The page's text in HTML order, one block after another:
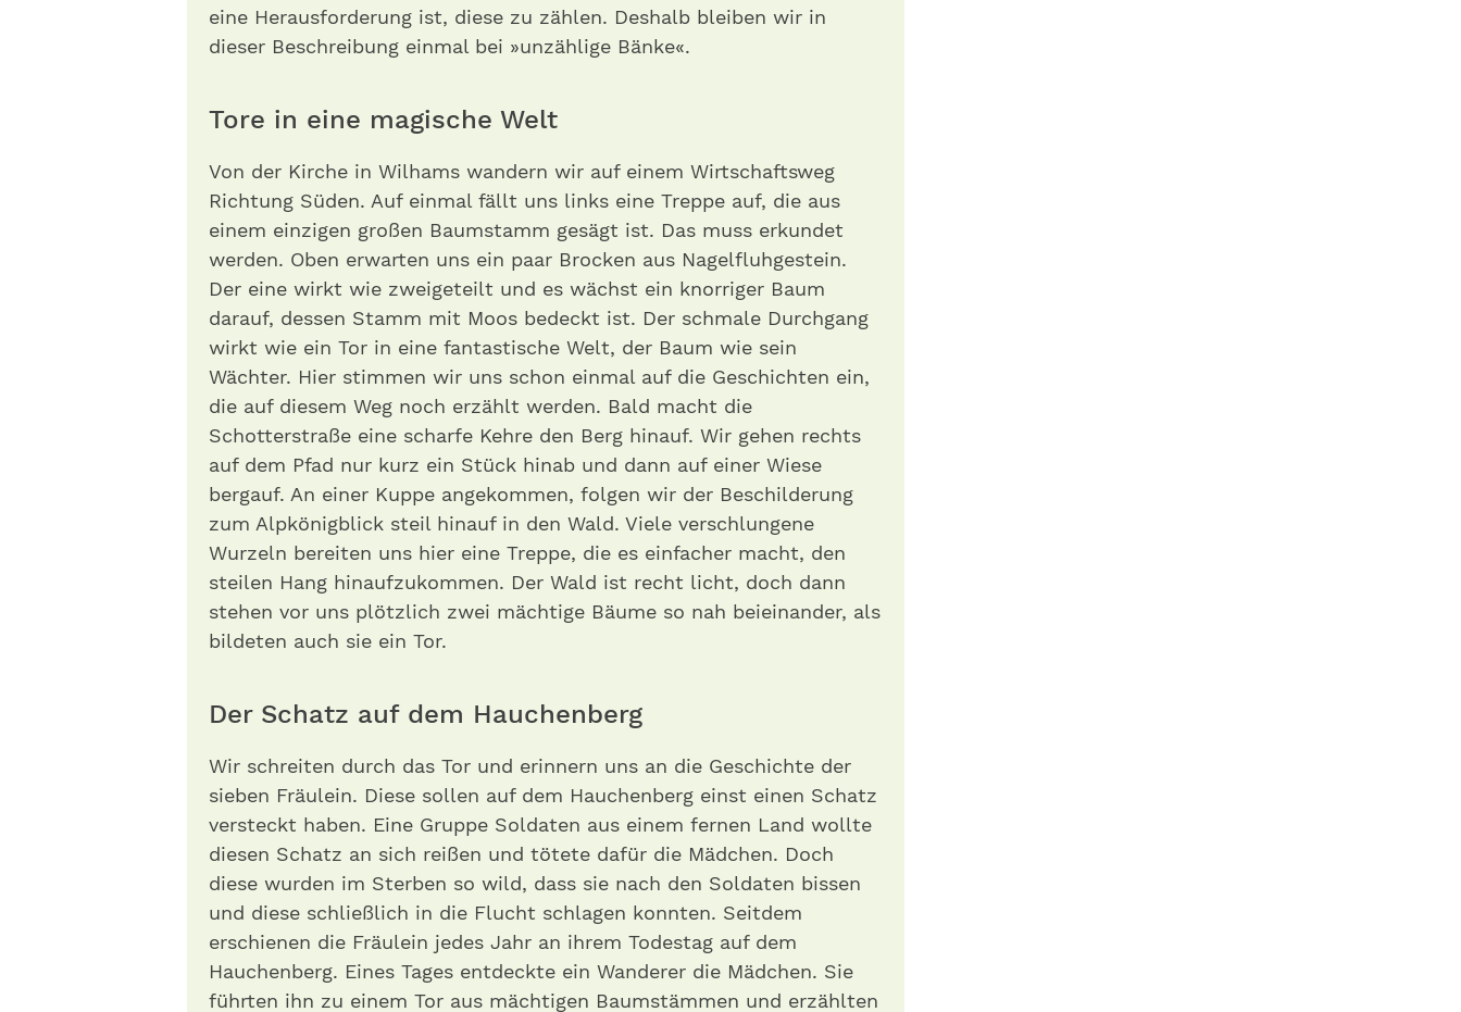
eine Herausforderung ist, diese zu zählen. Deshalb bleiben wir in
dieser Beschreibung einmal bei »unzählige Bänke«.
Tore in eine magische Welt
Von der Kirche in Wilhams wandern wir auf einem Wirtschaftsweg
Richtung Süden. Auf einmal fällt uns links eine Treppe auf, die aus
einem einzigen großen Baumstamm gesägt ist. Das muss erkundet
werden. Oben erwarten uns ein paar Brocken aus Nagelfluhgestein.
Der eine wirkt wie zweigeteilt und es wächst ein knorriger Baum
darauf, dessen Stamm mit Moos bedeckt ist. Der schmale Durchgang
wirkt wie ein Tor in eine fantastische Welt, der Baum wie sein
Wächter. Hier stimmen wir uns schon einmal auf die Geschichten ein,
die auf diesem Weg noch erzählt werden. Bald macht die
Schotterstraße eine scharfe Kehre den Berg hinauf. Wir gehen rechts
auf dem Pfad nur kurz ein Stück hinab und dann auf einer Wiese
bergauf. An einer Kuppe angekommen, folgen wir der Beschilderung
zum Alpkönigblick steil hinauf in den Wald. Viele verschlungene
Wurzeln bereiten uns hier eine Treppe, die es einfacher macht, den
steilen Hang hinaufzukommen. Der Wald ist recht licht, doch dann
stehen vor uns plötzlich zwei mächtige Bäume so nah beieinander, als
bildeten auch sie ein Tor.
Der Schatz auf dem Hauchenberg
Wir schreiten durch das Tor und erinnern uns an die Geschichte der
sieben Fräulein. Diese sollen auf dem Hauchenberg einst einen Schatz
versteckt haben. Eine Gruppe Soldaten aus einem fernen Land wollte
diesen Schatz an sich reißen und tötete dafür die Mädchen. Doch
diese wurden im Sterben so wild, dass sie nach den Soldaten bissen
und diese schließlich in die Flucht schlagen konnten. Seitdem
erschienen die Fräulein jedes Jahr an ihrem Todestag auf dem
Hauchenberg. Eines Tages entdeckte ein Wanderer die Mädchen. Sie
führten ihn zu einem Tor aus mächtigen Baumstämmen und erzählten